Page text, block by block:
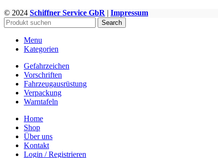
der
Produktseite
WWW.GEFAHRGUTZUBEHOER.DE
© 2024 Schiffner Service GbR | Impressum
Search
Menu
Kategorien
Gefahrzeichen
Vorschriften
Fahrzeugausrüstung
Verpackung
Warntafeln
Home
Shop
Über uns
Kontakt
Login / Registrieren